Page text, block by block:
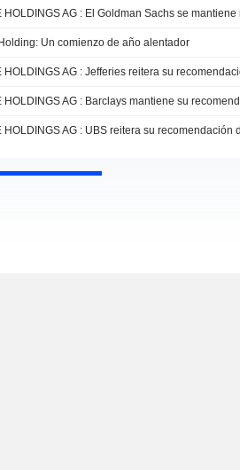
HOLDINGS AG : El Goldman Sachs se mantiene
Un comienzo de año alentador
HOLDINGS AG : Jefferies reitera su
HOLDINGS AG : Barclays mantiene su
HOLDINGS AG : UBS reitera su recomendación